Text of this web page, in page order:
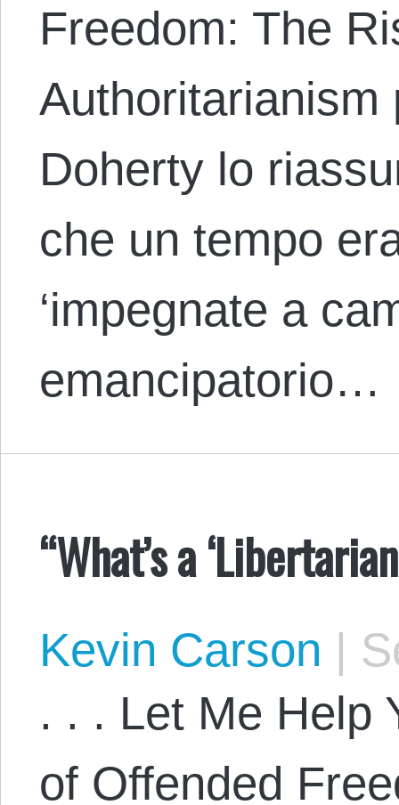
Freedom: The
Authoritarianism
Doherty lo
che un tempo
‘impegnate a
emancipatorio…
“What’s a
Kevin Carson |
. . . Let Me Help
of Offended